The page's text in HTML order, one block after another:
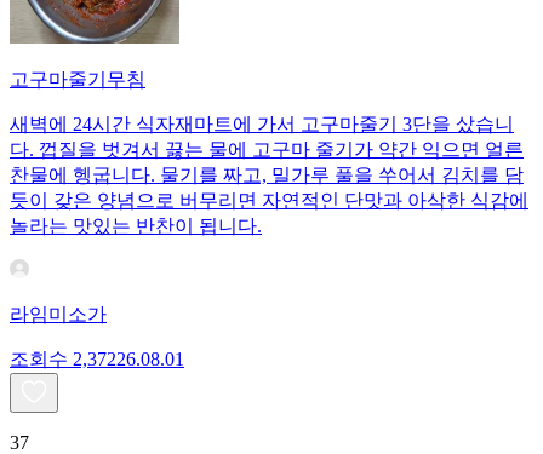
고구마줄기무침
새벽에 24시간 식자재마트에 가서 고구마줄기 3단을 샀습니
다. 껍질을 벗겨서 끓는 물에 고구마 줄기가 약간 익으면 얼른
찬물에 헹굽니다. 물기를 짜고, 밀가루 풀을 쑤어서 김치를 담
듯이 갖은 양념으로 버무리면 자연적인 단맛과 아삭한 식감에
놀라는 맛있는 반찬이 됩니다.
라임미소가
조회수 2,37226.08.01
37